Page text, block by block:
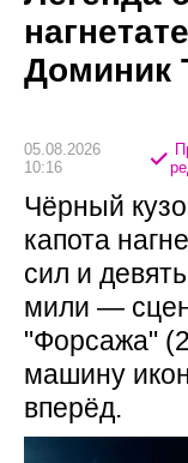
Доминик
05.08.2026
10:16
Чёрный
капота
сил и
мили —
"Форсажа"
машину
вперёд.